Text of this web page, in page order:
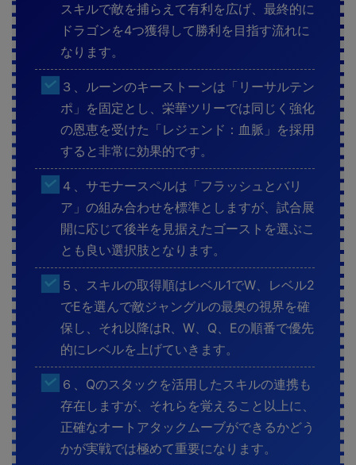
スキルで敵を捕らえて有利を広げ、最終的に
ドラゴンを4つ獲得して勝利を目指す流れに
なります。
３、ルーンのキーストーンは「リーサルテン
ポ」を固定とし、栄華ツリーでは同じく強化
の恩恵を受けた「レジェンド：血脈」を採用
すると非常に効果的です。
４、サモナースペルは「フラッシュとバリ
ア」の組み合わせを標準としますが、試合展
開に応じて後半を見据えたゴーストを選ぶこ
とも良い選択肢となります。
５、スキルの取得順はレベル1でW、レベル2
でEを選んで敵ジャングルの最奥の視界を確
保し、それ以降はR、W、Q、Eの順番で優先
的にレベルを上げていきます。
６、Qのスタックを活用したスキルの連携も
存在しますが、それらを覚えること以上に、
正確なオートアタックムーブができるかどう
かが実戦では極めて重要になります。